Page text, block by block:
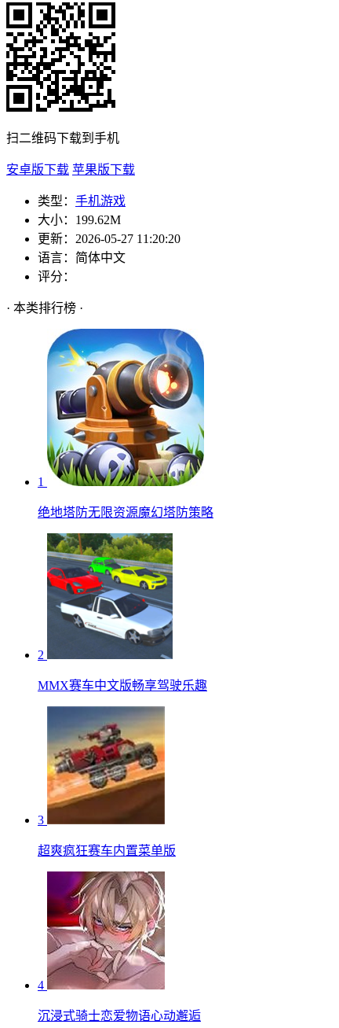
扫二维码下载到手机
安卓版下载 苹果版下载
类型： 手机游戏
大小： 199.62M
更新： 2026-05-27 11:20:20
语言： 简体中文
评分：
· 本类排行榜 ·
1
绝地塔防无限资源魔幻塔防策略
2
MMX赛车中文版畅享驾驶乐趣
3
超爽疯狂赛车内置菜单版
4
沉浸式骑士恋爱物语心动邂逅